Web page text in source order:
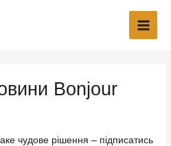
Main
Bonjour
чудове рішення – підписатись